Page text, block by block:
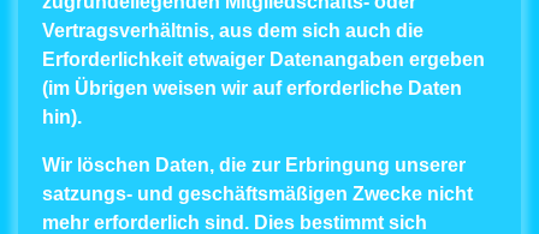
Vertragsverhältnis, aus dem sich auch die
Erforderlichkeit etwaiger Datenangaben ergeben
(im Übrigen weisen wir auf erforderliche Daten
hin).
Wir löschen Daten, die zur Erbringung unserer
satzungs- und geschäftsmäßigen Zwecke nicht
mehr erforderlich sind. Dies bestimmt sich